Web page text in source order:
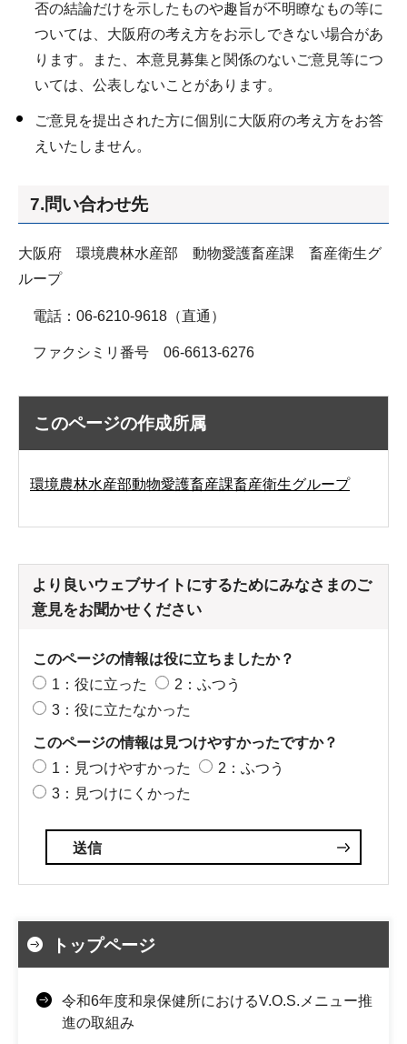
否の結論だけを示したものや趣旨が不明瞭なもの等に
ついては、大阪府の考え方をお示しできない場合があ
ります。また、本意見募集と関係のないご意見等につ
いては、公表しないことがあります。
ご意見を提出された方に個別に大阪府の考え方をお答
えいたしません。
7.問い合わせ先
大阪府 環境農林水産部 動物愛護畜産課 畜産衛生グ
ループ
電話：06-6210-9618（直通）
ファクシミリ番号 06-6613-6276
このページの作成所属
環境農林水産部動物愛護畜産課畜産衛生グループ
より良いウェブサイトにするためにみなさまのご
意見をお聞かせください
このページの情報は役に立ちましたか？
1：役に立った
2：ふつう
3：役に立たなかった
このページの情報は見つけやすかったですか？
1：見つけやすかった
2：ふつう
3：見つけにくかった
トップページ
令和6年度和泉保健所におけるV.O.S.メニュー推
進の取組み